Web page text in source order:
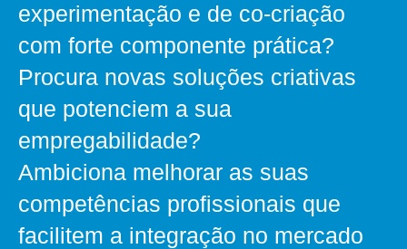
experimentação e de co‑criação
com forte componente prática?
Procura novas soluções criativas
que potenciem a sua
empregabilidade?
Ambiciona melhorar as suas
competências profissionais que
facilitem a integração no mercado